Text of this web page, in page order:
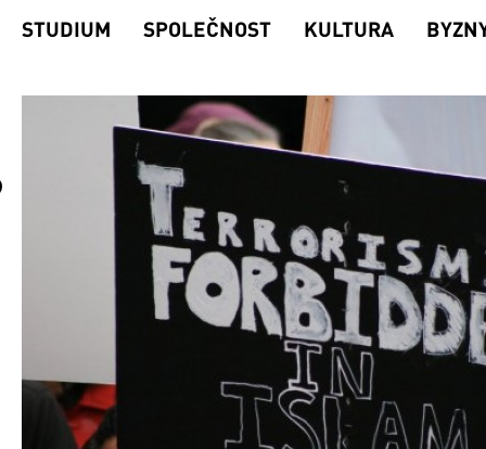
STUDIUM SPOLEČNOST KULTURA